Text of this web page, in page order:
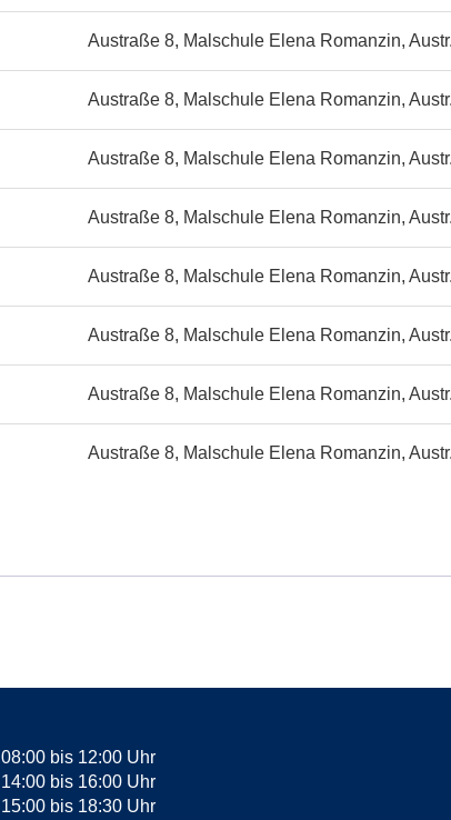
Austraße 8, Malschule Elena Romanzin,
Austraße 8, Malschule Elena Romanzin,
Austraße 8, Malschule Elena Romanzin,
Austraße 8, Malschule Elena Romanzin,
Austraße 8, Malschule Elena Romanzin,
Austraße 8, Malschule Elena Romanzin,
Austraße 8, Malschule Elena Romanzin,
Austraße 8, Malschule Elena Romanzin,
08:00 bis 12:00 Uhr
14:00 bis 16:00 Uhr
15:00 bis 18:30 Uhr